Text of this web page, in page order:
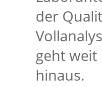
der
geht
hinaus.